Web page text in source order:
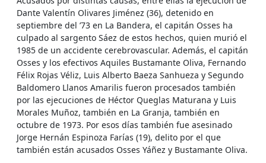
Dante Valentín Olivares Jiménez (36), detenido en
septiembre del ’73 en La Bandera, el capitán Osses ha
culpado al sargento Sáez de estos hechos, quien murió el
1985 de un accidente cerebrovascular. Además, el capitán
Osses y los efectivos Aquiles Bustamante Oliva, Fernando
Félix Rojas Véliz, Luis Alberto Baeza Sanhueza y Segundo
Baldomero Llanos Amarilis fueron procesados también
por las ejecuciones de Héctor Queglas Maturana y Luis
Morales Muñoz, también en La Granja, también en
octubre de 1973. Por esos días también fue asesinado
Jorge Hernán Espinoza Farías (19), delito por el que
también están acusados Osses Yáñez y Bustamante Oliva.